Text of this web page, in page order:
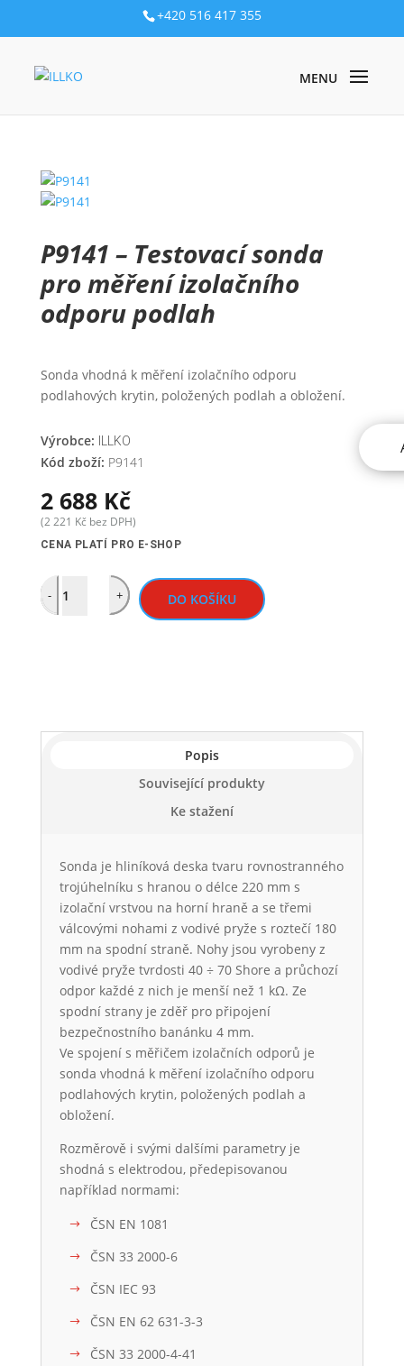
+420 516 417 355
OSTATNÍ PŘÍSLUŠENSTVÍ / P9141
P9141 – Testovací sonda
pro měření izolačního
odporu podlah
Sonda vhodná k měření izolačního odporu
podlahových krytin, položených podlah a obložení.
Kód zboží: P9141
Výrobce: ILLKO
2 688 Kč
(2 221 Kč bez DPH)
CENA PLATÍ PRO E-SHOP
Quantity
- + DO KOŠÍKU
Popis
Související produkty
Ke stažení
Sonda je hliníková deska tvaru rovnostranného
trojúhelníku s hranou o délce 220 mm s
izolační vrstvou na horní hraně a se třemi
válcovými nohami z vodivé pryže s roztečí 180
mm na spodní straně. Nohy jsou vyrobeny z
vodivé pryže tvrdosti 40 ÷ 70 Shore a průchozí
odpor každé z nich je menší než 1 kΩ. Ze
spodní strany je zděř pro připojení
bezpečnostního banánku 4 mm.
Ve spojení s měřičem izolačních odporů je
sonda vhodná k měření izolačního odporu
podlahových krytin, položených podlah a
obložení.
Rozměrově i svými dalšími parametry je
shodná s elektrodou, předepisovanou
například normami:
ČSN EN 1081
ČSN 33 2000-6
ČSN IEC 93
ČSN EN 62 631-3-3
ČSN 33 2000-4-41